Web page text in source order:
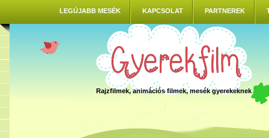
LEGÚJABB MESÉK KAPCSOLAT PARTNEREK
Rajzfilmek, animációs filmek, mesék gyerekeknek